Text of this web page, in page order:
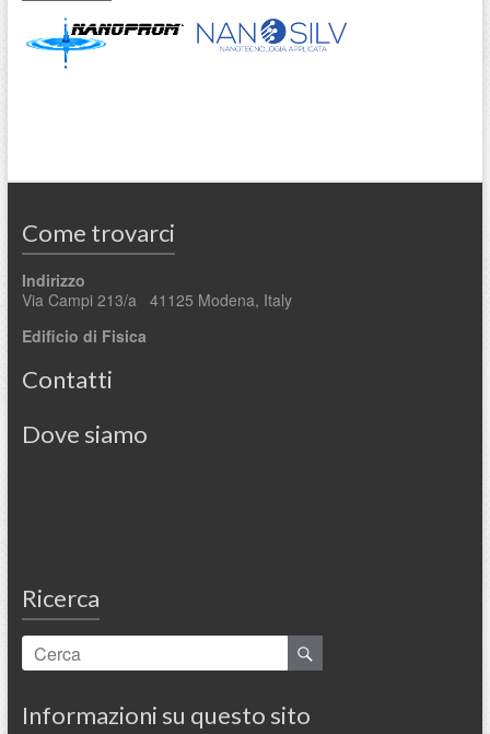
Come trovarci
Indirizzo
Via Campi 213/a 41125 Modena, Italy
Edificio di Fisica
Contatti
Dove siamo
Ricerca
Informazioni su questo sito